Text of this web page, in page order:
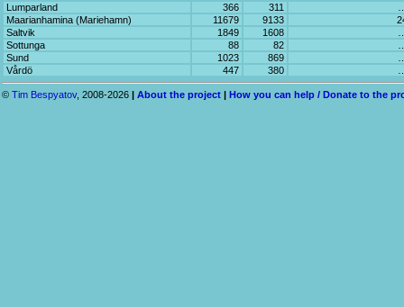
Lumparland
366 311
Maarianhamina (Mariehamn)
11679 9133
Saltvik
1849 1608
Sottunga
88 82
Sund
1023 869
Vårdö
447 380
© Tim Bespyatov, 2008-2026 | About the project | How you can help / Donate to the